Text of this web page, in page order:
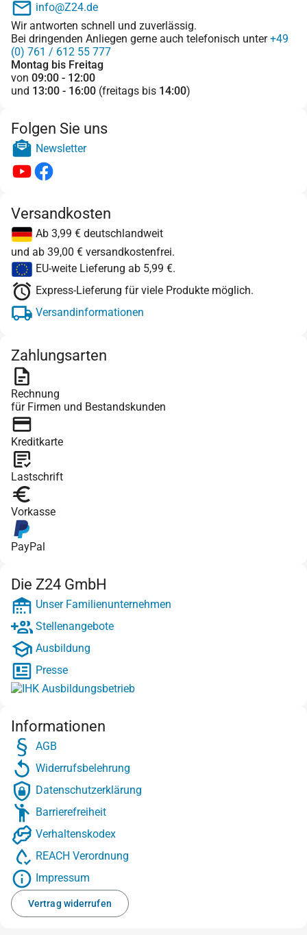
info@Z24.de
Wir antworten schnell und zuverlässig.
Bei dringenden Anliegen gerne auch telefonisch unter+49
(0) 761 / 612 55 777
Montag bis Freitag
von 09:00 - 12:00
und 13:00 - 16:00 (freitags bis 14:00)
Folgen Sie uns
Newsletter
Versandkosten
Ab 3,99 € deutschlandweit
und ab 39,00 € versandkostenfrei.
EU-weite Lieferung ab 5,99 €.
Express-Lieferung für viele Produkte möglich.
Versandinformationen
Zahlungsarten
Rechnung
für Firmen und Bestandskunden
Kreditkarte
Lastschrift
Vorkasse
PayPal
Die Z24 GmbH
Unser Familienunternehmen
Stellenangebote
Ausbildung
Presse
Informationen
AGB
Widerrufsbelehrung
Datenschutzerklärung
Barrierefreiheit
Verhaltenskodex
REACH Verordnung
Impressum
Vertrag widerrufen